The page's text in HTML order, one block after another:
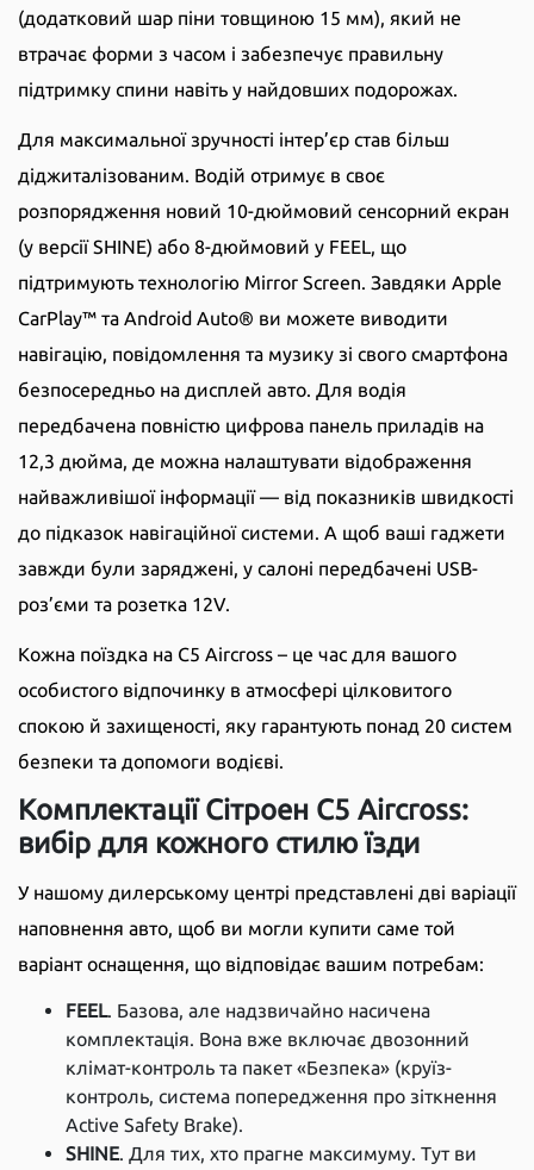
(додатковий шар піни товщиною 15 мм), який не
втрачає форми з часом і забезпечує правильну
підтримку спини навіть у найдовших подорожах.
Для максимальної зручності інтер’єр став більш
діджиталізованим. Водій отримує в своє
розпорядження новий 10-дюймовий сенсорний екран
(у версії SHINE) або 8-дюймовий у FEEL, що
підтримують технологію Mirror Screen. Завдяки Apple
CarPlay™ та Android Auto® ви можете виводити
навігацію, повідомлення та музику зі свого смартфона
безпосередньо на дисплей авто. Для водія
передбачена повністю цифрова панель приладів на
12,3 дюйма, де можна налаштувати відображення
найважливішої інформації — від показників швидкості
до підказок навігаційної системи. А щоб ваші гаджети
завжди були заряджені, у салоні передбачені USB-
роз’єми та розетка 12V.
Кожна поїздка на C5 Aircross – це час для вашого
особистого відпочинку в атмосфері цілковитого
спокою й захищеності, яку гарантують понад 20 систем
безпеки та допомоги водієві.
Комплектації Сітроен C5 Aircross:
вибір для кожного стилю їзди
У нашому дилерському центрі представлені дві варіації
наповнення авто, щоб ви могли купити саме той
варіант оснащення, що відповідає вашим потребам:
FEEL. Базова, але надзвичайно насичена
комплектація. Вона вже включає двозонний
клімат-контроль та пакет «Безпека» (круїз-
контроль, система попередження про зіткнення
Active Safety Brake).
SHINE. Для тих, хто прагне максимуму. Тут ви